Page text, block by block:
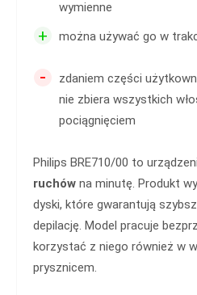
wymienne
+ można używać go w
-
zdaniem części
nie zbiera wszystkich
pociągnięciem
Philips BRE710/00 to
ruchów na minutę. Produkt
dyski, które gwarantują
depilację. Model pracuje
korzystać z niego również w
prysznicem.